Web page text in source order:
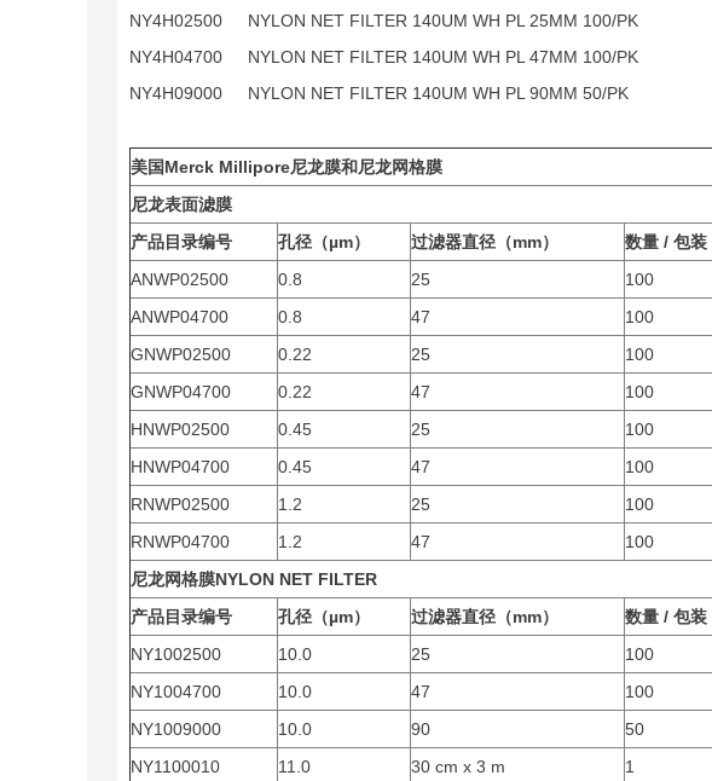
NY4H02500
NYLON NET FILTER 140UM WH PL 25MM 100/PK
NY4H04700
NYLON NET FILTER 140UM WH PL 47MM 100/PK
NY4H09000
NYLON NET FILTER 140UM WH PL 90MM 50/PK
美国Merck Millipore尼龙膜和尼龙网格膜
尼龙表面滤膜
产品目录编号
孔径（µm） 过滤器直径（mm）
数量 / 包装
ANWP02500
0.8 25
100
ANWP04700
0.8 47
100
GNWP02500
0.22 25
100
GNWP04700
0.22 47
100
HNWP02500
0.45 25
100
HNWP04700
0.45 47
100
RNWP02500
1.2 25
100
RNWP04700
1.2 47
100
尼龙网格膜NYLON NET FILTER
产品目录编号
孔径（µm） 过滤器直径（mm）
数量 / 包装
NY1002500
10.0 25
100
NY1004700
10.0 47
100
NY1009000
10.0 90
50
NY1100010
11.0 30 cm x 3 m
1